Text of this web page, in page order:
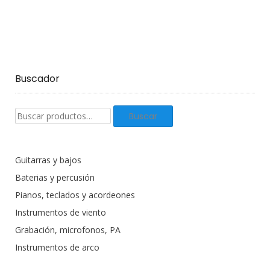
Buscador
Buscar
productos:
Buscar
Guitarras y bajos
Baterias y percusión
Pianos, teclados y acordeones
Instrumentos de viento
Grabación, microfonos, PA
Instrumentos de arco